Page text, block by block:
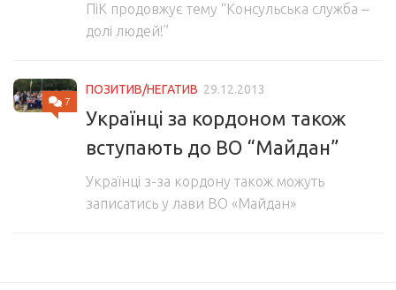
ПіК продовжує тему “Консульська служба –
долі людей!”
7
ПОЗИТИВ/НЕГАТИВ 29.12.2013
Українці за кордоном також
вступають до ВО “Майдан”
Українці з-за кордону також можуть
записатись у лави ВО «Майдан»